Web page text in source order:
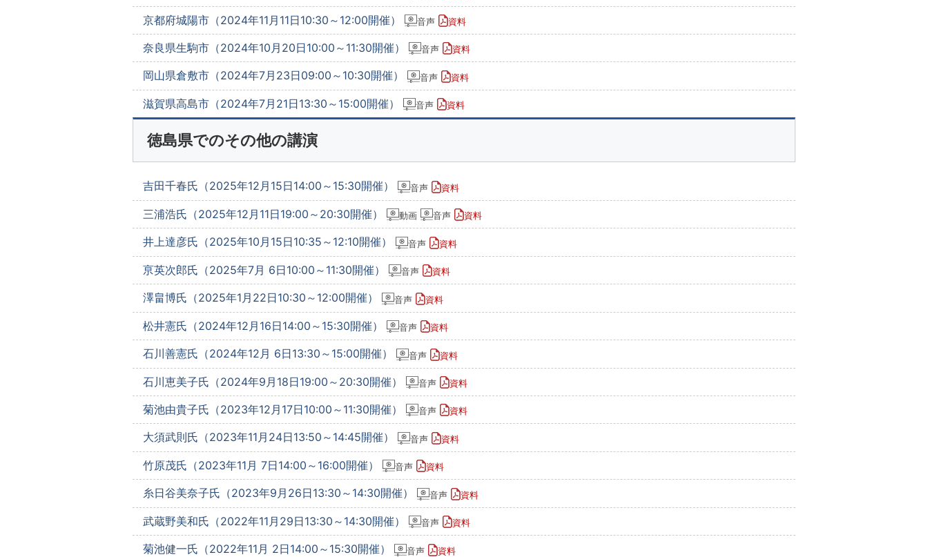
京都府城陽市（2024年11月11日10:30～12:00開催） 音声 資料
奈良県生駒市（2024年10月20日10:00～11:30開催） 音声 資料
岡山県倉敷市（2024年7月23日09:00～10:30開催） 音声 資料
滋賀県高島市（2024年7月21日13:30～15:00開催） 音声 資料
徳島県でのその他の講演
吉田千春氏（2025年12月15日14:00～15:30開催） 音声 資料
三浦浩氏（2025年12月11日19:00～20:30開催） 動画 音声 資料
井上達彦氏（2025年10月15日10:35～12:10開催） 音声 資料
亰英次郎氏（2025年7月 6日10:00～11:30開催） 音声 資料
澤畠博氏（2025年1月22日10:30～12:00開催） 音声 資料
松井憲氏（2024年12月16日14:00～15:30開催） 音声 資料
石川善憲氏（2024年12月 6日13:30～15:00開催） 音声 資料
石川恵美子氏（2024年9月18日19:00～20:30開催） 音声 資料
菊池由貴子氏（2023年12月17日10:00～11:30開催） 音声 資料
大須武則氏（2023年11月24日13:50～14:45開催） 音声 資料
竹原茂氏（2023年11月 7日14:00～16:00開催） 音声 資料
糸日谷美奈子氏（2023年9月26日13:30～14:30開催） 音声 資料
武蔵野美和氏（2022年11月29日13:30～14:30開催） 音声 資料
菊池健一氏（2022年11月 2日14:00～15:30開催） 音声 資料